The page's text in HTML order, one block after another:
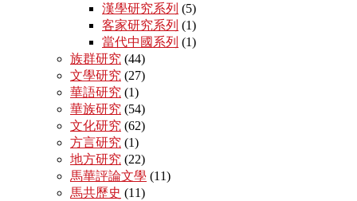
漢學研究系列 (5)
客家研究系列 (1)
當代中國系列 (1)
族群研究 (44)
文學研究 (27)
華語研究 (1)
華族研究 (54)
文化研究 (62)
方言研究 (1)
地方研究 (22)
馬華評論文學 (11)
馬共歷史 (11)